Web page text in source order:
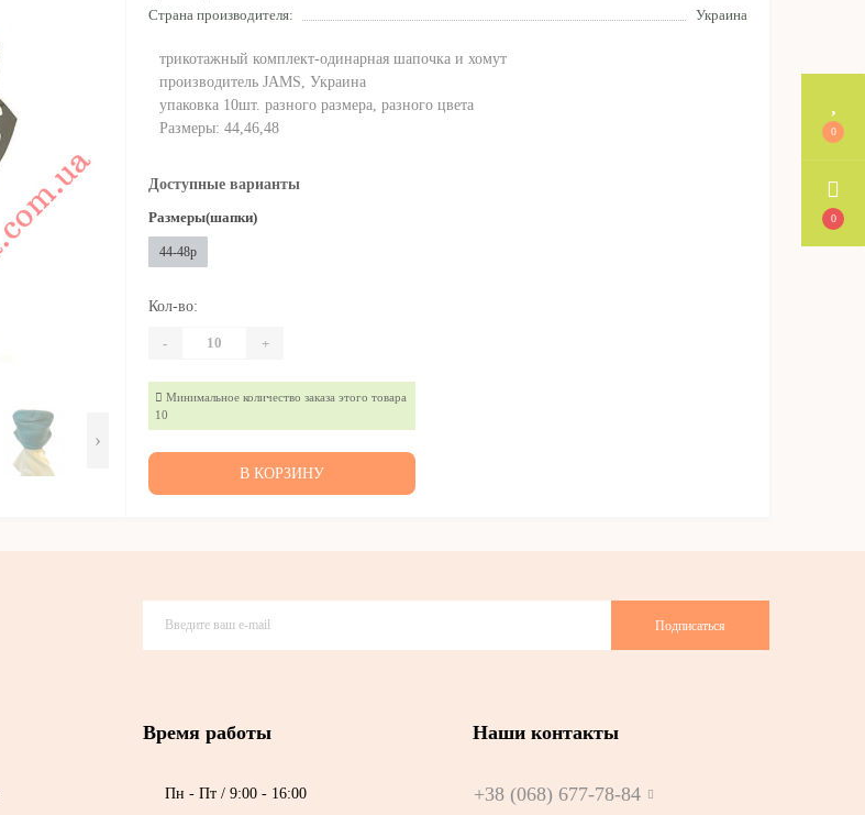
0
0
›
Страна производителя:
Украина
трикотажный комплект-одинарная шапочка и хомут
производитель JAMS, Украина
упаковка 10шт. разного размера, разного цвета
Размеры: 44,46,48
Доступные варианты
Размеры(шапки)
44-48р
Кол-во:
- +
Минимальное количество заказа этого товара
10
В КОРЗИНУ
Подписаться
Время работы
Пн - Пт / 9:00 - 16:00
Наши контакты
+38 (068) 677-78-84